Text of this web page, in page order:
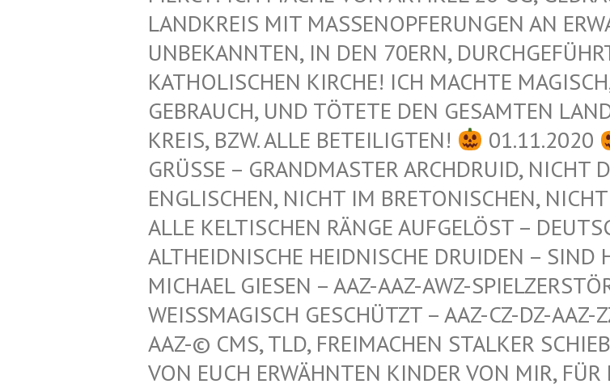
ANDKREIS MIT MASSENOPFERUNGEN AN
NBEKANNTEN, IN DEN 70ERN,
ATHOLISCHEN KIRCHE! ICH MACHTE MAGISCH,
EBRAUCH, UND TÖTETE DEN GESAMTEN
REIS, BZW. ALLE BETEILIGTEN!
01.11.2020
GRÜSSE – GRANDMASTER ARCHDRUID, NICHT
NGLISCHEN, NICHT IM BRETONISCHEN, NICHT
LLE KELTISCHEN RÄNGE AUFGELÖST –
LTHEIDNISCHE HEIDNISCHE DRUIDEN – SIND
ICHAEL GIESEN – AAZ-AAZ-AWZ-
EISSMAGISCH GESCHÜTZT – AAZ-CZ-DZ-AAZ-
Z-© CMS, TLD, FREIMACHEN STALKER
N EUCH ERWÄHNTEN KINDER VON MIR, FÜR